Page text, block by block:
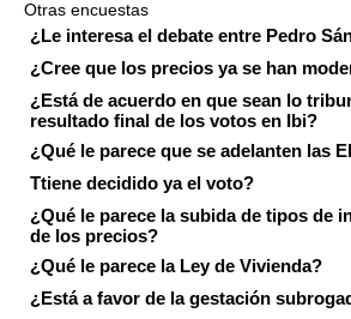
Otras encuestas
¿Le interesa el debate entre Pedro
¿Cree que los precios ya se han
¿Está de acuerdo en que sean lo
resultado final de los votos en Ibi?
¿Qué le parece que se adelanten las
Ttiene decidido ya el voto?
¿Qué le parece la subida de tipos de
de los precios?
¿Qué le parece la Ley de Vivienda?
¿Está a favor de la gestación